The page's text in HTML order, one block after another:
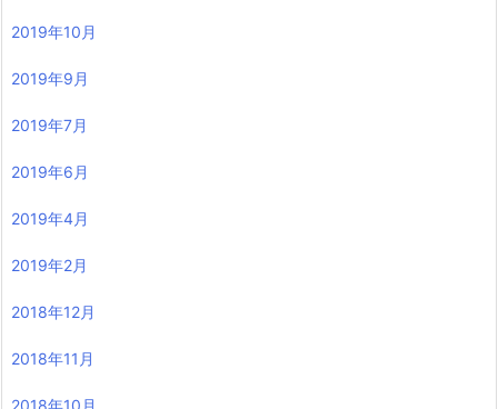
2019年10月
2019年9月
2019年7月
2019年6月
2019年4月
2019年2月
2018年12月
2018年11月
2018年10月